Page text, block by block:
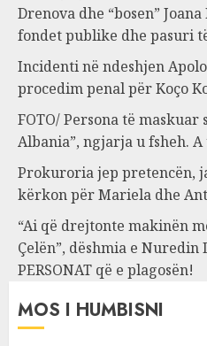
Drenova dhe “bosen”
fondet publike dhe pasuri
Incidenti në ndeshjen
procedim penal për Koço
FOTO/ Persona të maskuar
Albania”, ngjarja u fsheh.
Prokuroria jep pretencën,
kërkon për Mariela dhe
“Ai që drejtonte makinën
Çelën”, dëshmia e
PERSONAT që e plagosën!
MOS I HUMBISNI